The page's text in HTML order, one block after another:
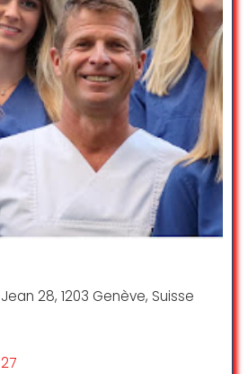
son professionnalisme, son
et ses bons conseils et
J’ai deux chiens d’âge et
opposé et je ne fais
qu’à cette vétérinaire.
se montrer à l’écoute et
son temps face a nos
Un grand merci pour
Milou et Vaïko sont toujours
de la voir à chaque contrôle
!
fait qu’une halte pour l’achat
pour mes félins. Ma
28, 1203 Genève, Suisse